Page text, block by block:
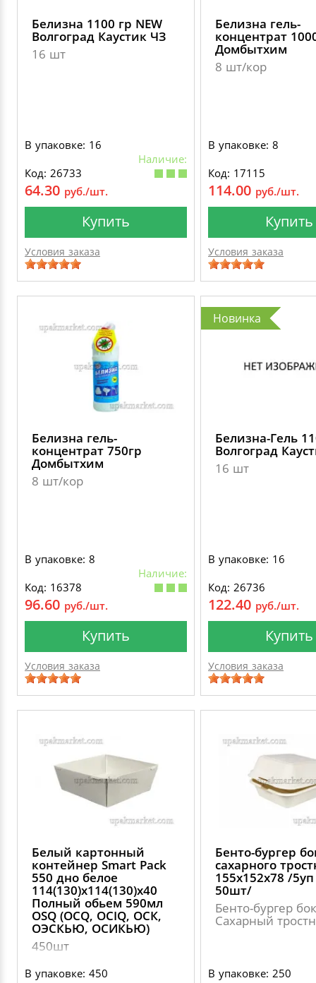
Белизна 1100 гр NEW
Волгоград Каустик ЧЗ
16 шт
В упаковке: 16
Наличие:
Код: 26733
64.30 руб./шт.
Купить
Условия заказа
Белизна гель-
концентрат
Домбытхим
8 шт/кор
В упаковке: 8
Код: 17115
114.00 руб./шт.
Купить
Условия заказа
Белизна гель-
концентрат 750гр
Домбытхим
8 шт/кор
В упаковке: 8
Наличие:
Код: 16378
96.60 руб./шт.
Купить
Условия заказа
Новинка
Белизна-Гель
Волгоград
16 шт
В упаковке: 16
Код: 26736
122.40 руб./шт.
Купить
Условия заказа
Белый картонный
контейнер Smart Pack
550 дно белое
114(130)х114(130)х40
Полный обьем 590мл
OSQ (OCQ, OCIQ, ОСК,
ОЭСКЬЮ, ОСИКЬЮ)
450шт
В упаковке: 450
Бенто-бургер
сахарного
155х152х78 /
50шт/
Бенто-бургер
Сахарный
В упаковке: 250